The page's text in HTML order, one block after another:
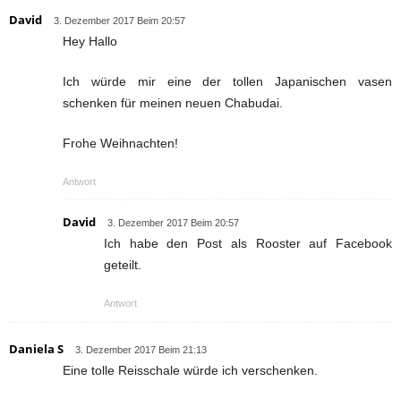
David 3. Dezember 2017 Beim 20:57
Hey Hallo
Ich würde mir eine der tollen Japanischen vasen
schenken für meinen neuen Chabudai.
Frohe Weihnachten!
Antwort
David 3. Dezember 2017 Beim 20:57
Ich habe den Post als Rooster auf Facebook
geteilt.
Antwort
Daniela S 3. Dezember 2017 Beim 21:13
Eine tolle Reisschale würde ich verschenken.